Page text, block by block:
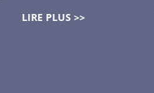
LIRE PLUS >>